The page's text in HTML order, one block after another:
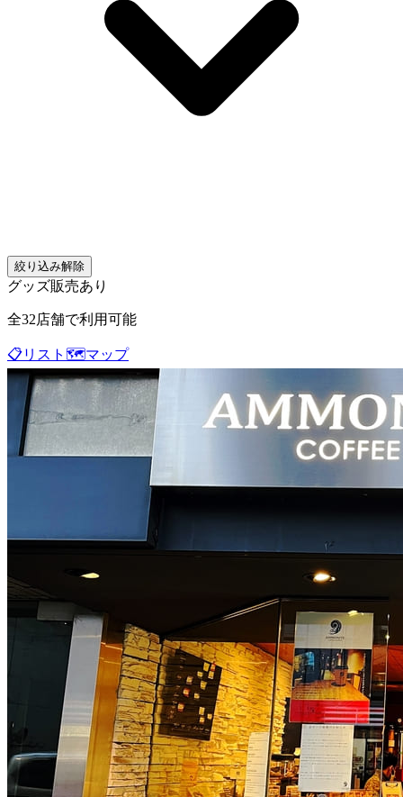
絞り込み解除
グッズ販売あり
全32店舗で利用可能
📋リスト 🗺️マップ